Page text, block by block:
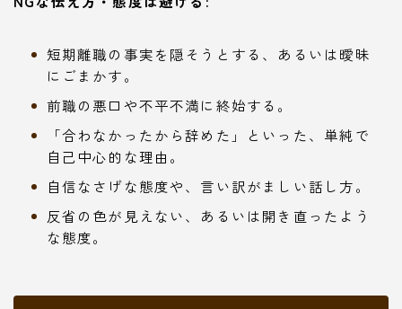
短期離職の事実を隠そうとする、あるいは曖昧
にごまかす。
前職の悪口や不平不満に終始する。
「合わなかったから辞めた」といった、単純で
自己中心的な理由。
自信なさげな態度や、言い訳がましい話し方。
反省の色が見えない、あるいは開き直ったよう
な態度。